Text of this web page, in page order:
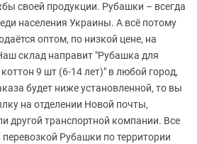
своей продукции. Рубашки – всегда
населения Украины. А всё потому
оптом, по низкой цене, на
склад направит "Рубашка для
9 шт (6-14 лет)" в любой город,
будет ниже установленной, то вы
на отделении Новой почты,
другой транспортной компании. Все
Рубашки по территории